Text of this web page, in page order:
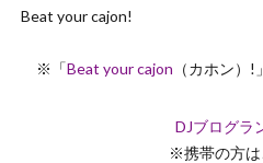
Beat your cajon!
※「Beat your cajon （カホン）!
DJブログラ
※携帯の方